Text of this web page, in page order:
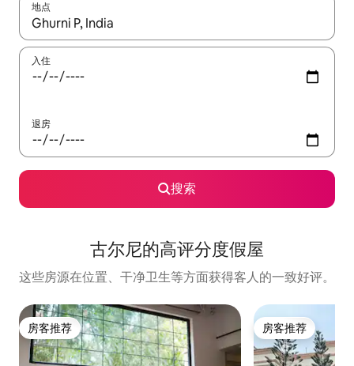
地点
如有搜索结果，请使用上下方向键查看，或通过点击或滑动手势
入住
退房
搜索
古尔尼的高评分度假屋
这些房源在位置、干净卫生等方面获得客人的一致好评。
房客推荐
房客推荐 房客推荐
房客推荐